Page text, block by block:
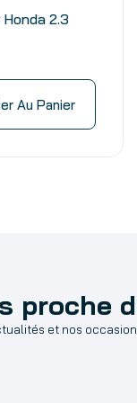
2.3
Au Panier
proche
et nos